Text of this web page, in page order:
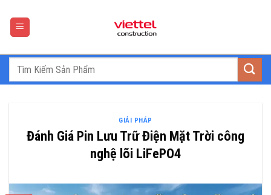
content
GIẢI PHÁP
Đánh Giá Pin Lưu Trữ Điện Mặt Trời công
nghệ lõi LiFePO4